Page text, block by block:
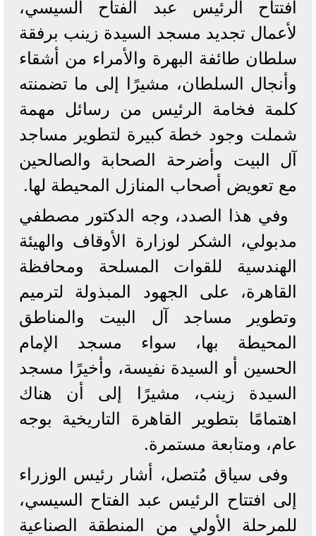
افتتاح الرئيس عبد الفتاح السيسي،
لأعمال تجديد مسجد السيدة زينب برفقة
سلطان طائفة البهرة والأمراء من أشقاء
وأنجال السلطان، مشيرًا إلى ما تضمنته
كلمة فخامة الرئيس من رسائل مهمة
شملت وجود خطة كبيرة لتطوير مساجد
آل البيت وأضرحة الصحابة والصالحين
مع تعويض أصحاب المنازل المحيطة لها.
وفي هذا الصدد، وجه الدكتور مصطفي
مدبولي، الشكر لوزارة الأوقاف والهيئة
الهندسية للقوات المسلحة ومحافظة
القاهرة، على الجهود المبذولة لترميم
وتطوير مساجد آل البيت والمناطق
المحيطة بها، سواء مسجد الإمام
الحسين أو السيدة نفيسة، وأخيرًا مسجد
السيدة زينب، مشيرًا إلى أن هناك
اهتمامًا بتطوير القاهرة التاريخية بوجه
عام، ومتابعة مستمرة.
وفى سياق مُتصل، أشار رئيس الوزراء
إلى افتتاح الرئيس عبد الفتاح السيسي،
للمرحلة الأولي من المنطقة الصناعية